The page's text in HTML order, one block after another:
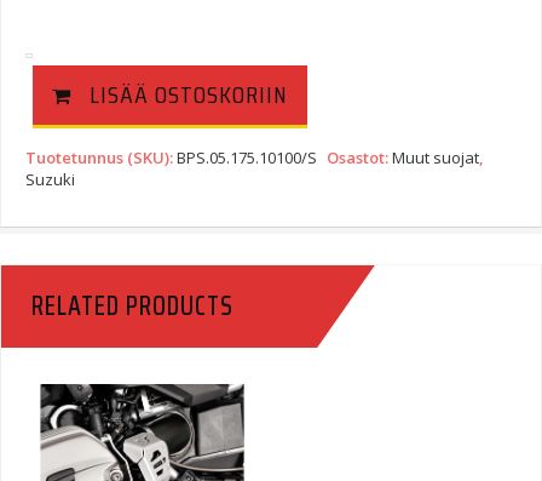
LISÄÄ OSTOSKORIIN
Tuotetunnus (SKU):BPS.05.175.10100/S Osastot:Muut suojat,
Suzuki
RELATED PRODUCTS